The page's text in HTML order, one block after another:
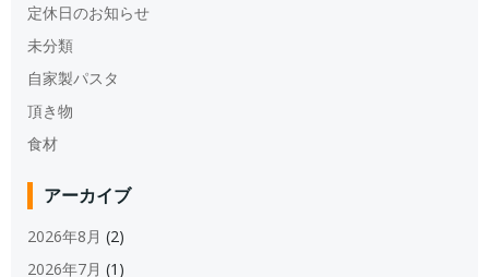
定休日のお知らせ
未分類
自家製パスタ
頂き物
食材
アーカイブ
2026年8月 (2)
2026年7月 (1)